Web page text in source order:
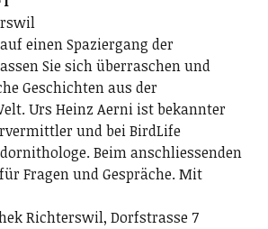
einen Spaziergang der
Sie sich überraschen und
Geschichten aus der
Urs Heinz Aerni ist bekannter
und bei BirdLife
Beim anschliessenden
Fragen und Gespräche. Mit
Richterswil, Dorfstrasse 7